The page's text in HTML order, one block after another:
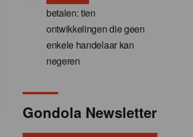
betalen: tien
ontwikkelingen die geen
enkele handelaar kan
negeren
Gondola Newsletter